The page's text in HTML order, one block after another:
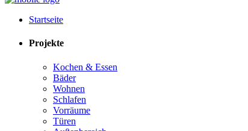
Startseite
Projekte
Kochen & Essen
Bäder
Wohnen
Schlafen
Vorräume
Türen